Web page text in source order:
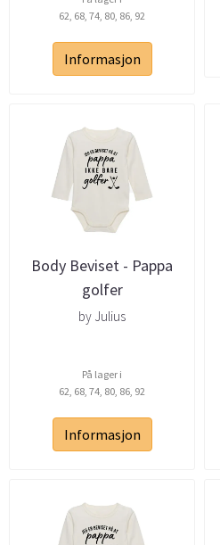
62, 68, 74, 80, 86, 92
Informasjon
Body Beviset - Pappa
golfer
by Julius
På lager i
62, 68, 74, 80, 86, 92
Informasjon